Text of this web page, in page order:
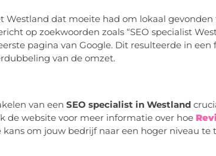
Westland dat moeite had om lokaal gevonden
op zoekwoorden zoals “SEO specialist
pagina van Google. Dit resulteerde in een
van de omzet.
van een SEO specialist in Westland
de website voor meer informatie over hoe
om jouw bedrijf naar een hoger niveau te